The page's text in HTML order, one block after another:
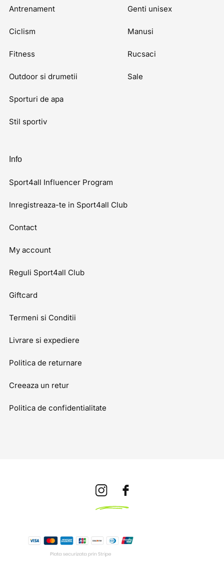
Antrenament
Ciclism
Fitness
Outdoor si drumetii
Sporturi de apa
Stil sportiv
Genti unisex
Manusi
Rucsaci
Sale
Info
Sport4all Influencer Program
Inregistreaza-te in Sport4all Club
Contact
My account
Reguli Sport4all Club
Giftcard
Termeni si Conditii
Livrare si expediere
Politica de returnare
Creeaza un retur
Politica de confidentialitate